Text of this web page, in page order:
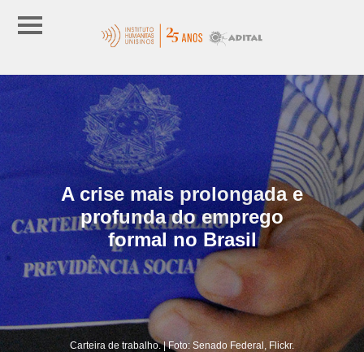
A crise mais prolongada e
profunda do emprego
formal no Brasil
Carteira de trabalho. | Foto: Senado Federal, Flickr.